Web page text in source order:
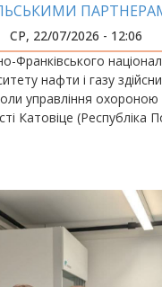
СР, 22/07/2026 - 12:06
Франківського
нафти і газу
управління охороною
Катовіце (Республіка